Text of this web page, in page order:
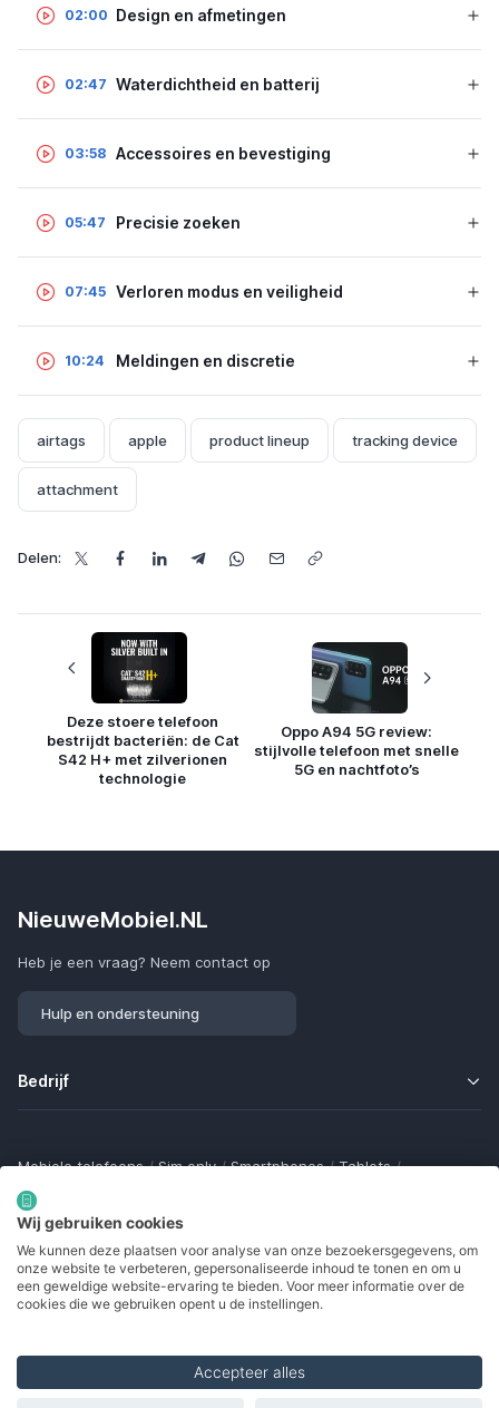
02:00 Design en afmetingen
02:47 Waterdichtheid en batterij
03:58 Accessoires en bevestiging
05:47 Precisie zoeken
07:45 Verloren modus en veiligheid
10:24 Meldingen en discretie
airtags apple product lineup tracking device
attachment
Delen:
Deze stoere telefoon
bestrijdt bacteriën: de Cat
S42 H+ met zilverionen
technologie
Oppo A94 5G review:
stijlvolle telefoon met snelle
5G en nachtfoto’s
NieuweMobiel.NL
Heb je een vraag? Neem contact op
Hulp en ondersteuning
Bedrijf
Mobiele telefoons / Sim only / Smartphones / Tablets /
Smartwatches
Bluetooth trackers / Opladers
Samsung Galaxy
Gamingtelefoons / Foldables / Robuuste telefoons /
Seniorentelefoons / Waterdichte telefoons / Refurbished
Wij gebruiken cookies
We kunnen deze plaatsen voor analyse van onze bezoekersgegevens, om
onze website te verbeteren, gepersonaliseerde inhoud te tonen en om u
een geweldige website-ervaring te bieden. Voor meer informatie over de
cookies die we gebruiken opent u de instellingen.
Accepteer alles